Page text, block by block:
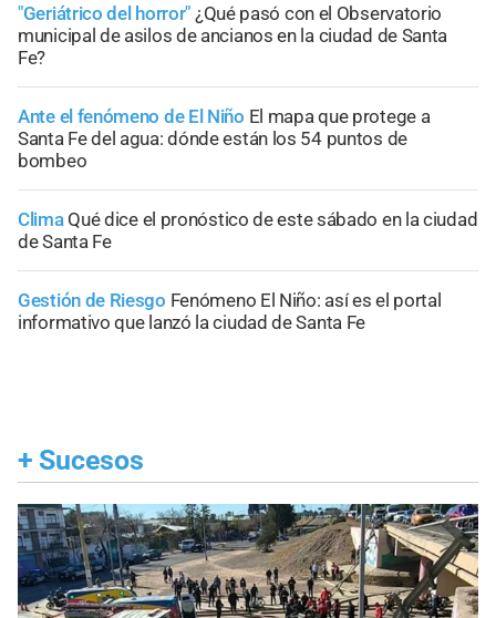
"Geriátrico del horror" ¿Qué pasó con el Observatorio
municipal de asilos de ancianos en la ciudad de Santa
Fe?
Ante el fenómeno de El Niño El mapa que protege a
Santa Fe del agua: dónde están los 54 puntos de
bombeo
Clima Qué dice el pronóstico de este sábado en la ciudad
de Santa Fe
Gestión de Riesgo Fenómeno El Niño: así es el portal
informativo que lanzó la ciudad de Santa Fe
+ Sucesos